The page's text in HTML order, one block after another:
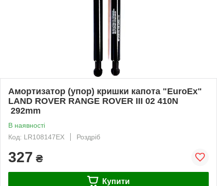
Амортизатор (упор) кришки капота "EuroEx"
LAND ROVER RANGE ROVER III 02 410N
292mm
В наявності
Код: LR108147EX
Роздріб
327 ₴
Купити